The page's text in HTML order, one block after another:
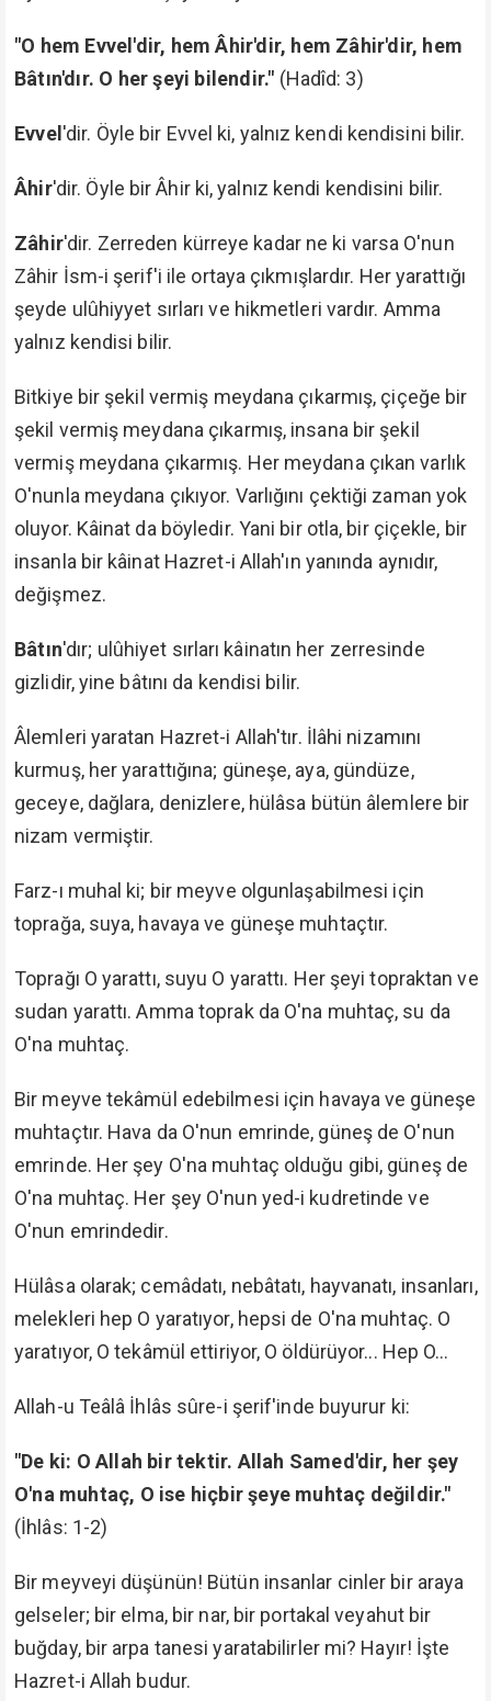
"O hem Evvel'dir, hem Âhir'dir, hem Zâhir'dir, hem
Bâtın'dır. O her şeyi bilendir." (Hadîd: 3)
Evvel 'dir. Öyle bir Evvel ki, yalnız kendi kendisini bilir.
Âhir'dir. Öyle bir Âhir ki, yalnız kendi kendisini bilir.
Zâhir'dir. Zerreden kürreye kadar ne ki varsa O'nun
Zâhir İsm-i şerif'i ile ortaya çıkmışlardır. Her yarattığı
şeyde ulûhiyyet sırları ve hikmetleri vardır. Amma
yalnız kendisi bilir.
Bitkiye bir şekil vermiş meydana çıkarmış, çiçeğe bir
şekil vermiş meydana çıkarmış, insana bir şekil
vermiş meydana çıkarmış. Her meydana çıkan varlık
O'nunla meydana çıkıyor. Varlığını çektiği zaman yok
oluyor. Kâinat da böyledir. Yani bir otla, bir çiçekle, bir
insanla bir kâinat Hazret-i Allah'ın yanında aynıdır,
değişmez.
Bâtın'dır; ulûhiyet sırları kâinatın her zerresinde
gizlidir, yine bâtını da kendisi bilir.
Âlemleri yaratan Hazret-i Allah'tır. İlâhi nizamını
kurmuş, her yarattığına; güneşe, aya, gündüze,
geceye, dağlara, denizlere, hülâsa bütün âlemlere bir
nizam vermiştir.
Farz-ı muhal ki; bir meyve olgunlaşabilmesi için
toprağa, suya, havaya ve güneşe muhtaçtır.
Toprağı O yarattı, suyu O yarattı. Her şeyi topraktan ve
sudan yarattı. Amma toprak da O'na muhtaç, su da
O'na muhtaç.
Bir meyve tekâmül edebilmesi için havaya ve güneşe
muhtaçtır. Hava da O'nun emrinde, güneş de O'nun
emrinde. Her şey O'na muhtaç olduğu gibi, güneş de
O'na muhtaç. Her şey O'nun yed-i kudretinde ve
O'nun emrindedir.
Hülâsa olarak; cemâdatı, nebâtatı, hayvanatı, insanları,
melekleri hep O yaratıyor, hepsi de O'na muhtaç. O
yaratıyor, O tekâmül ettiriyor, O öldürüyor... Hep O...
Allah-u Teâlâ İhlâs sûre-i şerif'inde buyurur ki:
"De ki: O Allah bir tektir. Allah Samed'dir, her şey
O'na muhtaç, O ise hiçbir şeye muhtaç değildir."
(İhlâs: 1-2)
Bir meyveyi düşünün! Bütün insanlar cinler bir araya
gelseler; bir elma, bir nar, bir portakal veyahut bir
buğday, bir arpa tanesi yaratabilirler mi? Hayır! İşte
Hazret-i Allah budur.